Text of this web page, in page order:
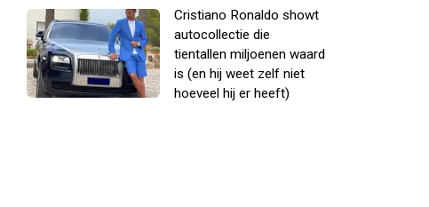
Cristiano Ronaldo showt
autocollectie die
tientallen miljoenen waard
is (en hij weet zelf niet
hoeveel hij er heeft)